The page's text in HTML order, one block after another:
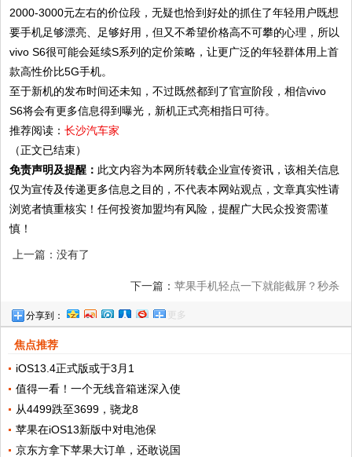
2000-3000元左右的价位段，无疑也恰到好处的抓住了年轻用户既想
要手机足够漂亮、足够好用，但又不希望价格高不可攀的心理，所以
vivo S6很可能会延续S系列的定价策略，让更广泛的年轻群体用上首
款高性价比5G手机。
至于新机的发布时间还未知，不过既然都到了官宣阶段，相信vivo
S6将会有更多信息得到曝光，新机正式亮相指日可待。
推荐阅读：长沙汽车家
（正文已结束）
免责声明及提醒： 此文内容为本网所转载企业宣传资讯，该相关信息
仅为宣传及传递更多信息之目的，不代表本网站观点，文章真实性请
浏览者慎重核实！任何投资加盟均有风险，提醒广大民众投资需谨
慎！
上一篇：没有了
下一篇： 苹果手机轻点一下就能截屏？秒杀
指关节截屏，再不会用手机白买了
分享到： 更多
焦点推荐
iOS13.4正式版或于3月1
值得一看！一个无线音箱迷深入使
从4499跌至3699，骁龙8
苹果在iOS13新版中对电池保
京东方拿下苹果大订单，还敢说国